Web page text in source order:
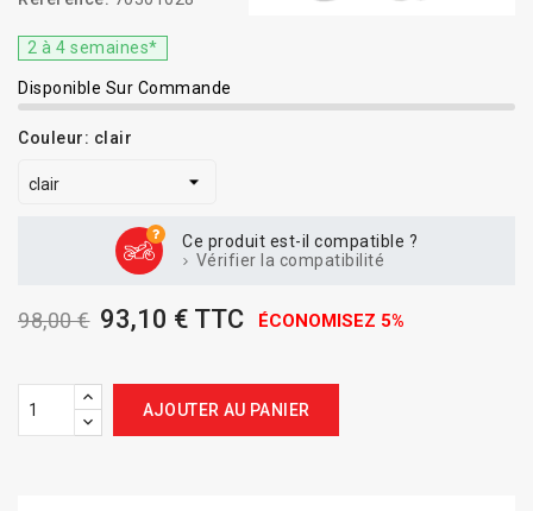
2 à 4 semaines*
Disponible Sur Commande
Couleur: clair
Ce produit est-il compatible ?
Vérifier la compatibilité
98,00 € 93,10 € TTC ÉCONOMISEZ 5%
AJOUTER AU PANIER